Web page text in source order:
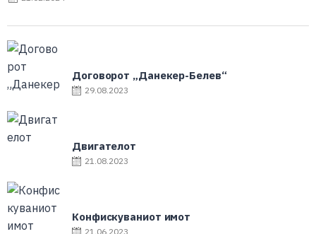
Договорот „Данекер-Белев“
29.08.2023
Двигателот
21.08.2023
Конфискуваниот имот
21.06.2023